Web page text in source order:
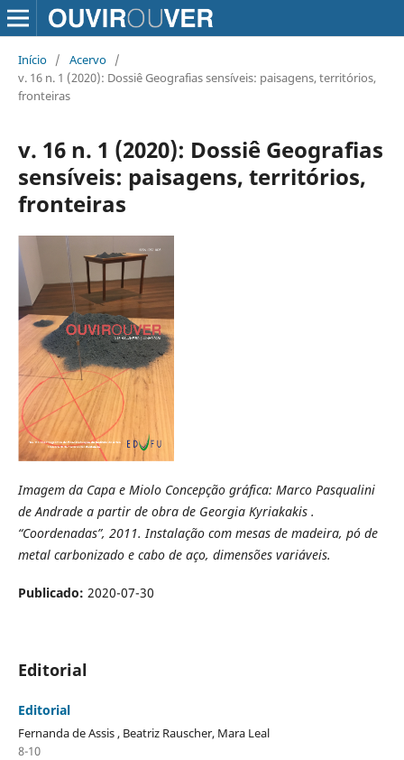
Início / Acervo /
v. 16 n. 1 (2020): Dossiê Geografias sensíveis: paisagens, territórios,
fronteiras
v. 16 n. 1 (2020): Dossiê Geografias
sensíveis: paisagens, territórios,
fronteiras
Imagem da Capa e Miolo Concepção gráfica: Marco Pasqualini
de Andrade a partir de obra de Georgia Kyriakakis .
“Coordenadas”, 2011. Instalação com mesas de madeira, pó de
metal carbonizado e cabo de aço, dimensões variáveis.
Publicado: 2020-07-30
Editorial
Editorial
Fernanda de Assis , Beatriz Rauscher, Mara Leal
8-10